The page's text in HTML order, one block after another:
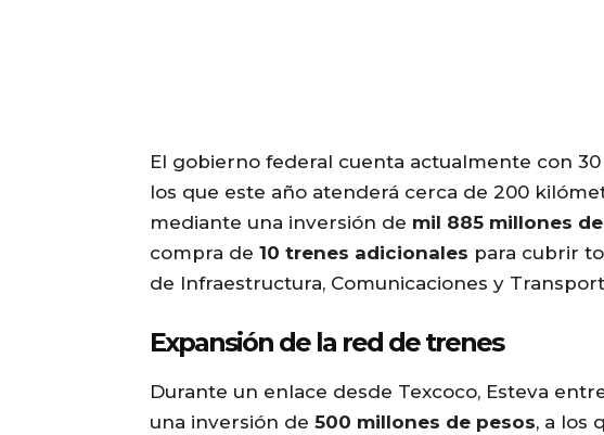
El gobierno federal cuenta actualmente con
los que este año atenderá cerca de 200
mediante una inversión de mil 885 millones
compra de 10 trenes adicionales para cubrir
de Infraestructura, Comunicaciones y
Expansión de la red de trenes
Durante un enlace desde Texcoco, Esteva
una inversión de 500 millones de pesos, a los